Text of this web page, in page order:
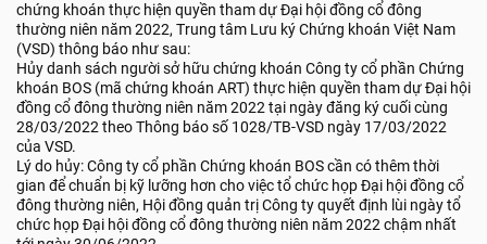
chứng khoán thực hiện quyền tham dự Đại hội đồng cổ đông
thường niên năm 2022, Trung tâm Lưu ký Chứng khoán Việt Nam
(VSD) thông báo như sau:
Hủy danh sách người sở hữu chứng khoán Công ty cổ phần Chứng
khoán BOS (mã chứng khoán ART) thực hiện quyền tham dự Đại hội
đồng cổ đông thường niên năm 2022 tại ngày đăng ký cuối cùng
28/03/2022 theo Thông báo số 1028/TB-VSD ngày 17/03/2022
của VSD.
Lý do hủy: Công ty cổ phần Chứng khoán BOS cần có thêm thời
gian để chuẩn bị kỹ lưỡng hơn cho việc tổ chức họp Đại hội đồng cổ
đông thường niên, Hội đồng quản trị Công ty quyết định lùi ngày tổ
chức họp Đại hội đồng cổ đông thường niên năm 2022 chậm nhất